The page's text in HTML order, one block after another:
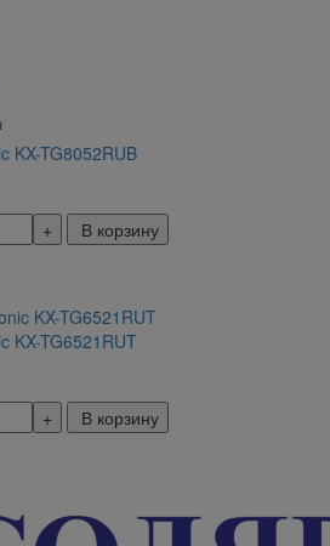
KX-TG8052RUB
В корзину
KX-TG6521RUT
В корзину